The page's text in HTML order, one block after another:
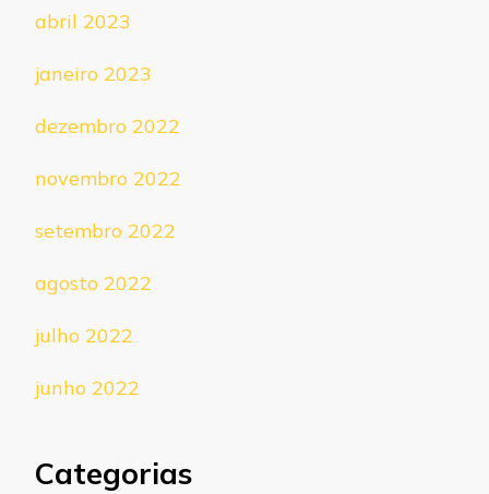
abril 2023
janeiro 2023
dezembro 2022
novembro 2022
setembro 2022
agosto 2022
julho 2022
junho 2022
Categorias